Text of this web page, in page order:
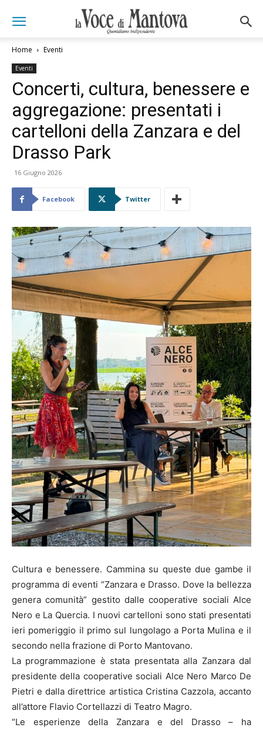
Home Eventi
Eventi
Concerti, cultura, benessere e
aggregazione: presentati i
cartelloni della Zanzara e del
Drasso Park
16 Giugno 2026
Facebook Twitter
Cultura e benessere. Cammina su queste due gambe il
programma di eventi “Zanzara e Drasso. Dove la bellezza
genera comunità” gestito dalle cooperative sociali Alce
Nero e La Quercia. I nuovi cartelloni sono stati presentati
ieri pomeriggio il primo sul lungolago a Porta Mulina e il
secondo nella frazione di Porto Mantovano.
La programmazione è stata presentata alla Zanzara dal
presidente della cooperative sociali Alce Nero Marco De
Pietri e dalla direttrice artistica Cristina Cazzola, accanto
all’attore Flavio Cortellazzi di Teatro Magro.
“Le esperienze della Zanzara e del Drasso – ha